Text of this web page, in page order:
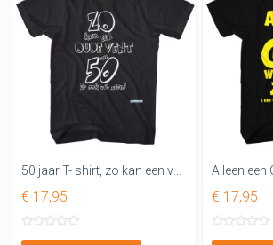
50 jaar T- shirt, zo kan een vent van 50 er ook uit zien
€ 17,95 € 17,95